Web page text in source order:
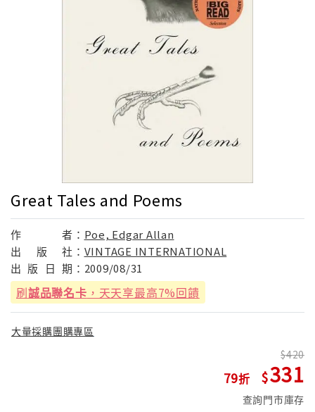
Great Tales and Poems
作 者： Poe, Edgar Allan
出
版 社： VINTAGE INTERNATIONAL
出 版 日 期： 2009/08/31
刷誠品聯名卡 ，天天享最高7%回饋
大量採購團購專區
79
420
331
查詢門市庫存